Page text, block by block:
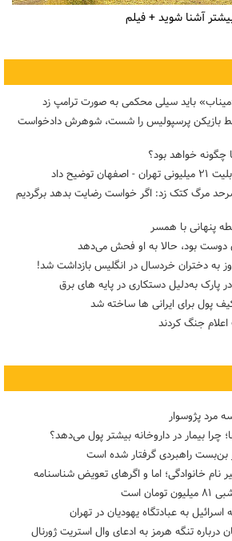
آشنا شوید + فیلم
باید سیلی محکمی به صورت ترامپ زد
بازیکن پرسپولیس را شست، شوهرش دادخواست
چگونه خواهد بود؟
داد
مرگ کتک زد: اگر خواست رضایت بدهد برگردیم
پنهانی با همسر
دوست بود، حالا به او فحش می‌دهد
به دختران خردسال در انگلیس بازداشت شد!
پارک به‌دلیل دستکاری در پایه های برق
اعلام جنگ کردند
مرد پژوسوار
چرا بیمار در داروخانه بیشتر پول می‌دهد؟
بن‌بست راهبردی گرفتار شده است
نام خانوادگی؛ اما و اگرهای تعویض شناسنامه
است
درباره تنگه هرمز به ادعای وال استریت ژورنال